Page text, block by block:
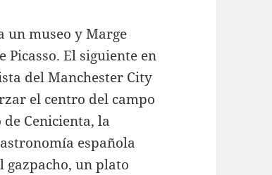
un museo y Marge
El siguiente en
del Manchester City
el centro del campo
Cenicienta, la
española
gazpacho, un plato